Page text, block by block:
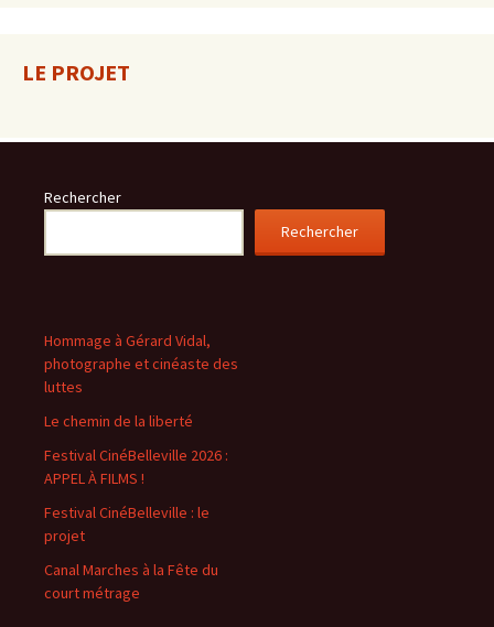
LE PROJET
Rechercher
Rechercher
Hommage à Gérard Vidal,
photographe et cinéaste des
luttes
Le chemin de la liberté
Festival CinéBelleville 2026 :
APPEL À FILMS !
Festival CinéBelleville : le
projet
Canal Marches à la Fête du
court métrage